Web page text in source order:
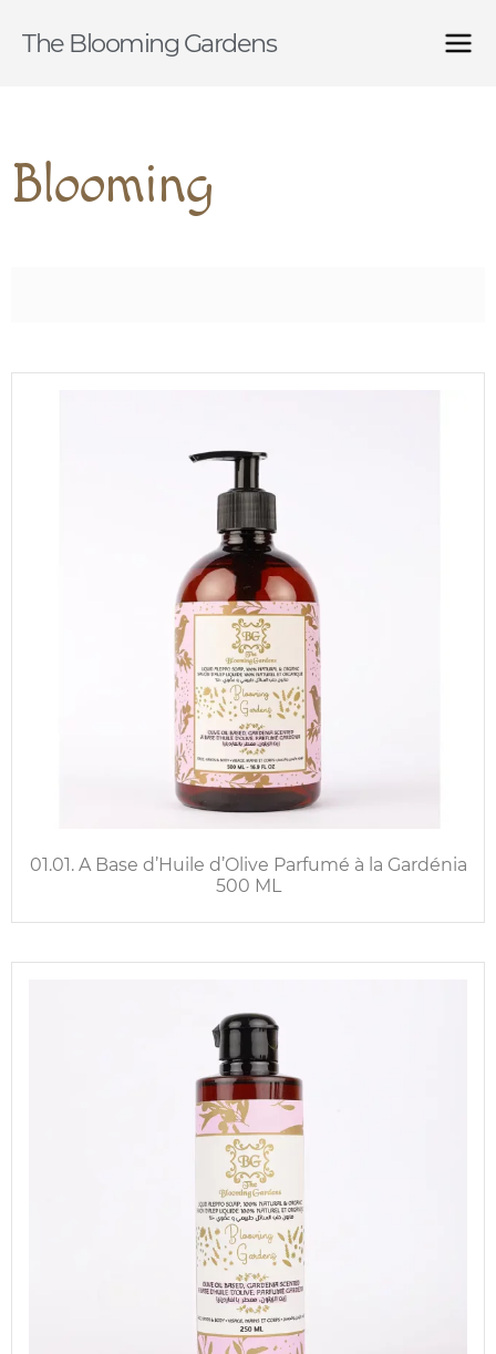
The Blooming Gardens
Blooming
01.01. A Base d’Huile d’Olive Parfumé à la Gardénia
500 ML